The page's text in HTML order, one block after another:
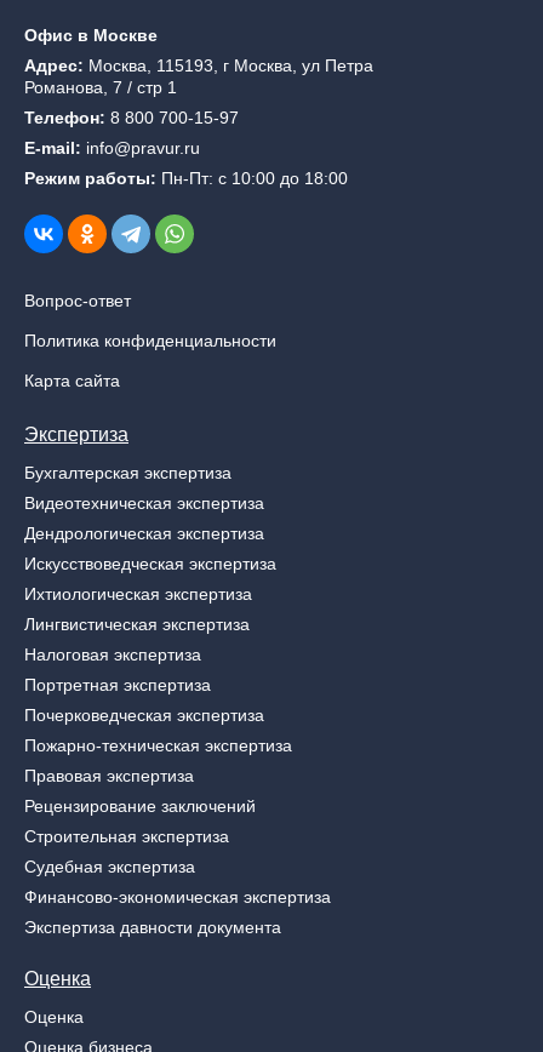
Офис в Москве
Адрес: Москва, 115193, г Москва, ул Петра
Романова, 7 / стр 1
Телефон: 8 800 700-15-97
E-mail: info@pravur.ru
Режим работы: Пн-Пт: с 10:00 до 18:00
Вопрос-ответ
Политика конфиденциальности
Карта сайта
Экспертиза
Бухгалтерская экспертиза
Видеотехническая экспертиза
Дендрологическая экспертиза
Искусствоведческая экспертиза
Ихтиологическая экспертиза
Лингвистическая экспертиза
Налоговая экспертиза
Портретная экспертиза
Почерковедческая экспертиза
Пожарно-техническая экспертиза
Правовая экспертиза
Рецензирование заключений
Строительная экспертиза
Судебная экспертиза
Финансово-экономическая экспертиза
Экспертиза давности документа
Оценка
Оценка
Оценка бизнеса